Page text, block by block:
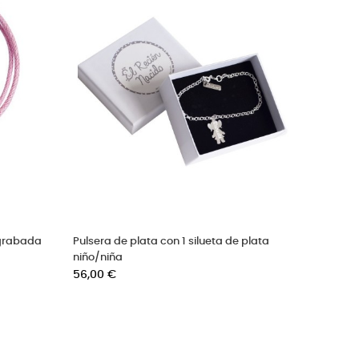
con 3 medallas de plata
Pulsera con 2 medallas de